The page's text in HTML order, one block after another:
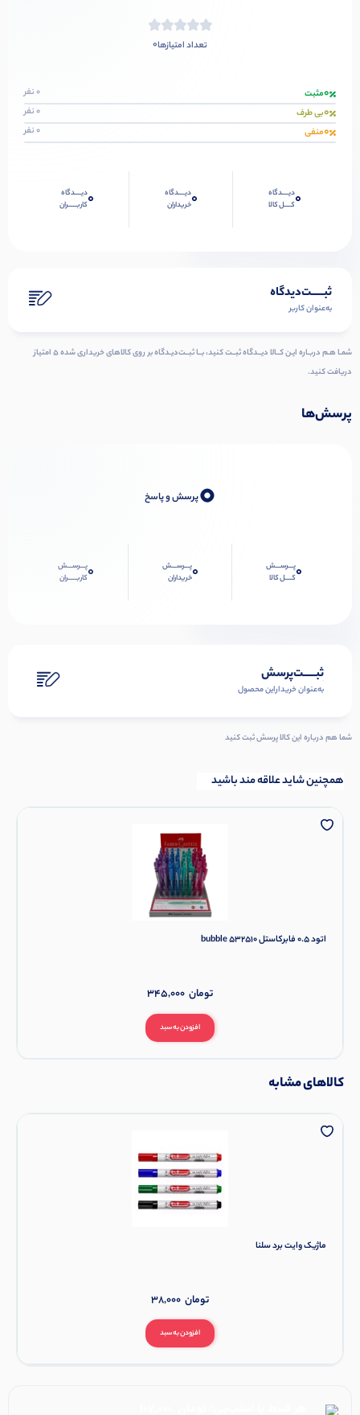
تعداد امتیازها0
0مثبت 0 نفر
0بی طرف 0 نفر
0منفی 0 نفر
0دیــــدگاه
کــــل کالا
0دیــــدگاه
خریداران
0دیــــدگاه
کاربـــــران
ثبـــــت‌دیدگاه
به‌عنوان کاربر
شمـا هـم دربـاره ایـن کــالا دیــدگاه ثبــت کنید، بــا ثبــت‌دیـدگاه بر روی کالاهای خریداری شده ۵ امتیاز
دریافت کنید.
پرسش‌ها
0پرسش و پاسخ
0پـــرســـش
کــــل کالا
0پـــرســـش
خریداران
0پـــرســـش
کاربـــــران
ثبـــــت‌پرسش
به‌عنوان ‌خریدار‌این‌ محصول
شما هم درباره این کالا پرسش ثبت کنید
همچنین شاید علاقه مند باشید
اتود 0.5 فابرکاستل bubble 532510
افزودن به سبد
345,000 تومان
کالاهای مشابه
ماژیک وایت برد سلنا
افزودن به سبد
38,000 تومان